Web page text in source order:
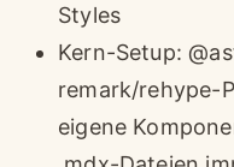
Styles
Kern-Setup:
remark/rehype-
eigene